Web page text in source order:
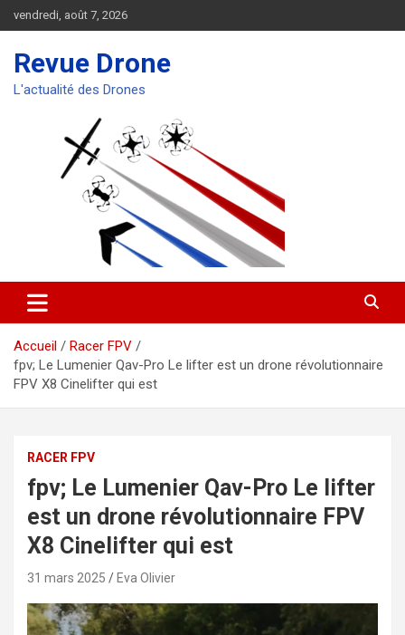
au
vendredi, août 7, 2026
Revue Drone
L'actualité des Drones
Accueil
Racer FPV
fpv; Le Lumenier Qav-Pro Le lifter est un drone révolutionnaire
FPV X8 Cinelifter qui est
RACER FPV
fpv; Le Lumenier Qav-Pro Le lifter
est un drone révolutionnaire FPV
X8 Cinelifter qui est
31 mars 2025 Eva Olivier